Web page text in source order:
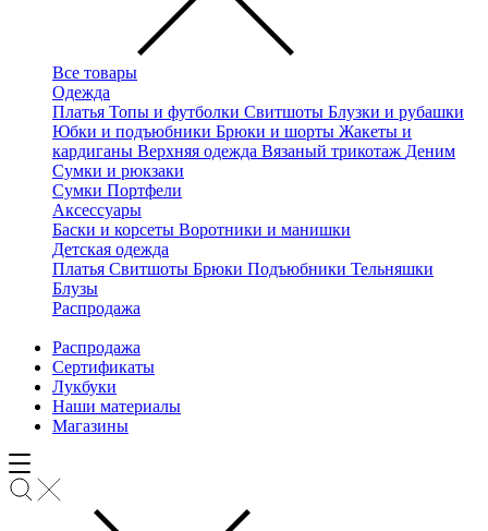
Все товары
Одежда
Платья Топы и футболки Свитшоты Блузки и рубашки
Юбки и подъюбники Брюки и шорты Жакеты и
кардиганы Верхняя одежда Вязаный трикотаж Деним
Сумки и рюкзаки
Сумки Портфели
Аксессуары
Баски и корсеты Воротники и манишки
Детская одежда
Платья Свитшоты Брюки Подъюбники Тельняшки
Блузы
Распродажа
Распродажа
Сертификаты
Лукбуки
Наши материалы
Магазины